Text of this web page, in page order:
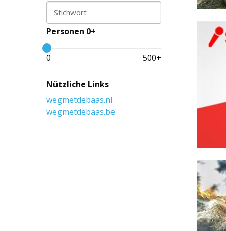
Stichwort
Personen 0+
0 500+
Nützliche Links
wegmetdebaas.nl
wegmetdebaas.be